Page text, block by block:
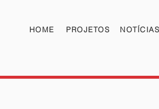
HOME PROJETOS NOTÍCIAS